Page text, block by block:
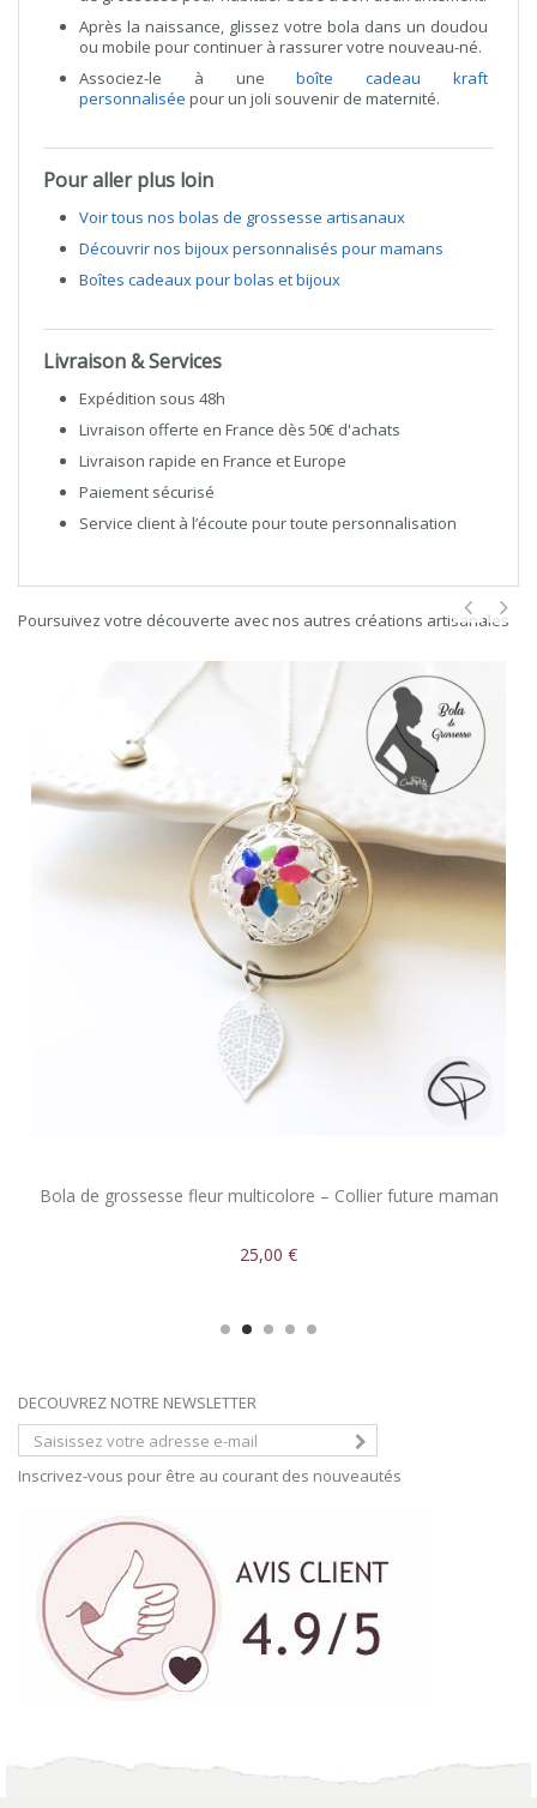
Après la naissance, glissez votre bola dans un doudou
ou mobile pour continuer à rassurer votre nouveau-né.
Associez-le à uneboîte cadeau kraft
personnalisée pour un joli souvenir de maternité.
Pour aller plus loin
Voir tous nos bolas de grossesse artisanaux
Découvrir nos bijoux personnalisés pour mamans
Boîtes cadeaux pour bolas et bijoux
Livraison & Services
Expédition sous 48h
Livraison offerte en France dès 50€ d'achats
Livraison rapide en France et Europe
Paiement sécurisé
Service client à l’écoute pour toute personnalisation
Poursuivez votre découverte avec nos autres créations artisanales
Bola de grossesse fleur multicolore – Collier future maman
25,00 €
DECOUVREZ NOTRE NEWSLETTER
Inscrivez-vous pour être au courant des nouveautés